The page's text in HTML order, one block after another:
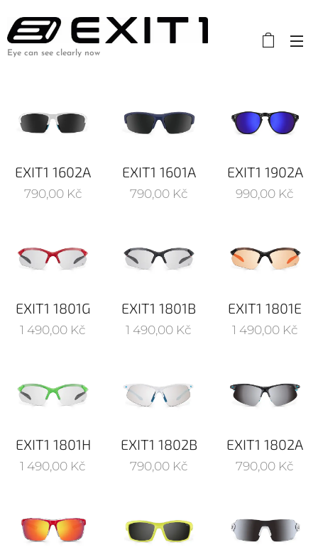
Eye can see clearly now
EXIT1 1602A
790,00Kč
EXIT1 1601A
790,00Kč
EXIT1 1902A
990,00 Kč
EXIT1 1801G
1 490,00 Kč
EXIT1 1801B
1 490,00 Kč
EXIT1 1801E
1 490,00Kč
EXIT1 1801H
1 490,00 Kč
EXIT1 1802B
790,00Kč
EXIT1 1802A
790,00 Kč